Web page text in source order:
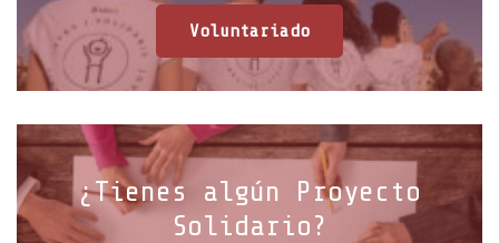
Voluntariado
¿Tienes algún Proyecto
Solidario?